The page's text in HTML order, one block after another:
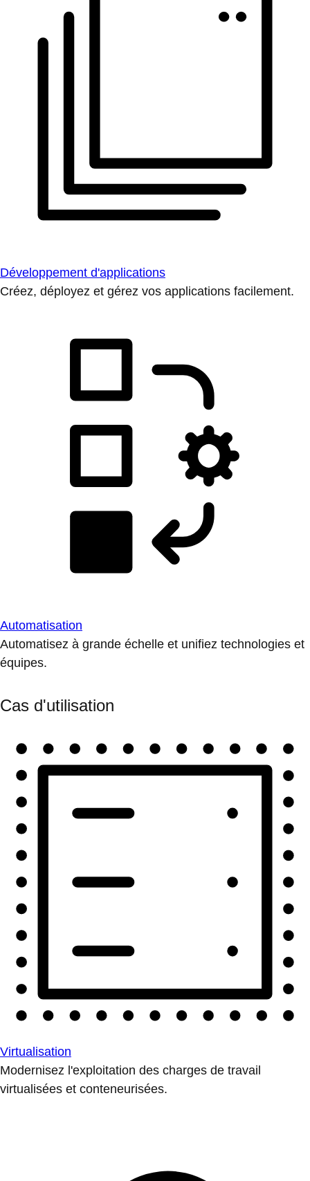
Développement d'applications
Créez, déployez et gérez vos applications facilement.
Automatisation
Automatisez à grande échelle et unifiez technologies et
équipes.
Cas d'utilisation
Virtualisation
Modernisez l'exploitation des charges de travail
virtualisées et conteneurisées.